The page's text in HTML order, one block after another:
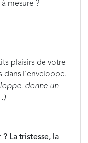
mesure ?
plaisirs de votre
dans l’enveloppe.
donne un
La tristesse, la